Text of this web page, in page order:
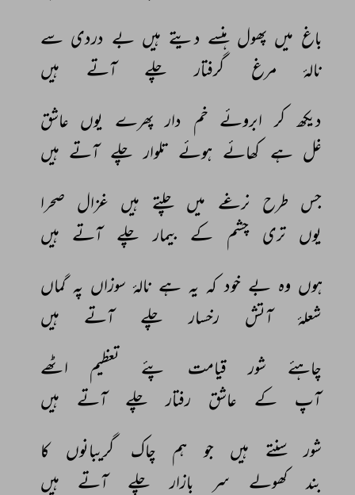
باغ میں پھول ہنسے دیتے ہیں بے دردی سے
نالۂ
مرغ گرفتار چلے آتے
ہیں
دیکھ کر ابروئے خم دار پھرے یوں عاشق
غل ہے کھائے ہوئے تلوار چلے آتے ہیں
جس طرح نرغے میں چلتے ہیں غزال صحرا
یوں تری چشم کے بیمار چلے آتے ہیں
ہوں وہ بے خود کہ یہ ہے نالۂ سوزاں پہ گماں
شعلۂ
آتش رخسار چلے آتے
ہیں
چاہئے
شور قیامت پئے تعظیم
اٹھے
آپ
کے عاشق رفتار چلے آتے
ہیں
شور سنتے ہیں جو ہم چاک گریبانوں
کا
بند
کھولے سر بازار چلے آتے
ہیں